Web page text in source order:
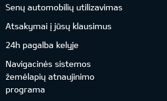
Senų automobilių utilizavimas
Atsakymai į jūsų klausimus
24h pagalba kelyje
Navigacinės sistemos
žemėlapių atnaujinimo
programa